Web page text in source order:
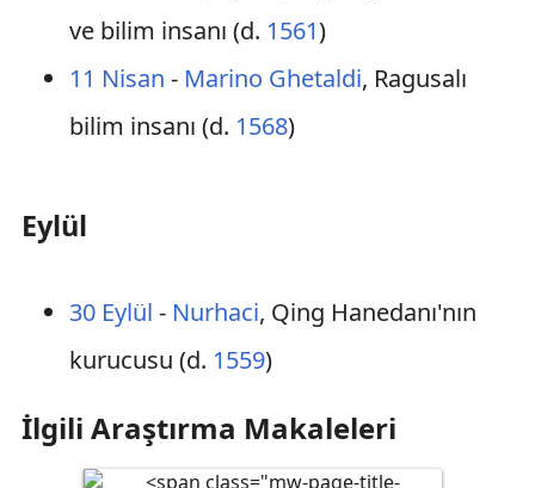
ve bilim insanı (d. 1561)
11 Nisan - Marino Ghetaldi, Ragusalı
bilim insanı (d. 1568)
Eylül
30 Eylül - Nurhaci, Qing Hanedanı'nın
kurucusu (d. 1559)
İlgili Araştırma Makaleleri